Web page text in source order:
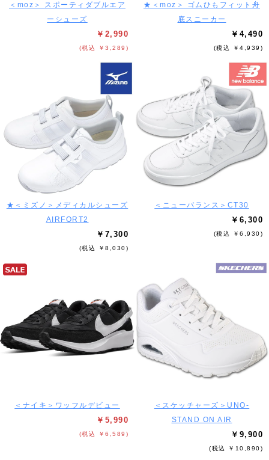
＜moz＞ スポーティダブルエア
ーシューズ
￥2,990
(税込 ￥3,289)
★＜moz＞ ゴムひもフィット舟
底スニーカー
￥4,490
(税込 ￥4,939)
★＜ミズノ＞メディカルシューズ
AIRFORT2
￥7,300
(税込 ￥8,030)
＜ニューバランス＞CT30
￥6,300
(税込 ￥6,930)
＜ナイキ＞ワッフルデビュー
￥5,990
(税込 ￥6,589)
＜スケッチャーズ＞UNO-
STAND ON AIR
￥9,900
(税込 ￥10,890)